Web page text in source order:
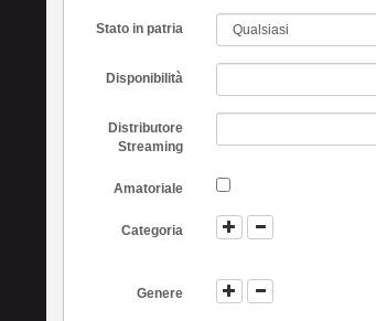
Stato in patria
Disponibilità
Distributore
Streaming
Amatoriale
Categoria
Genere